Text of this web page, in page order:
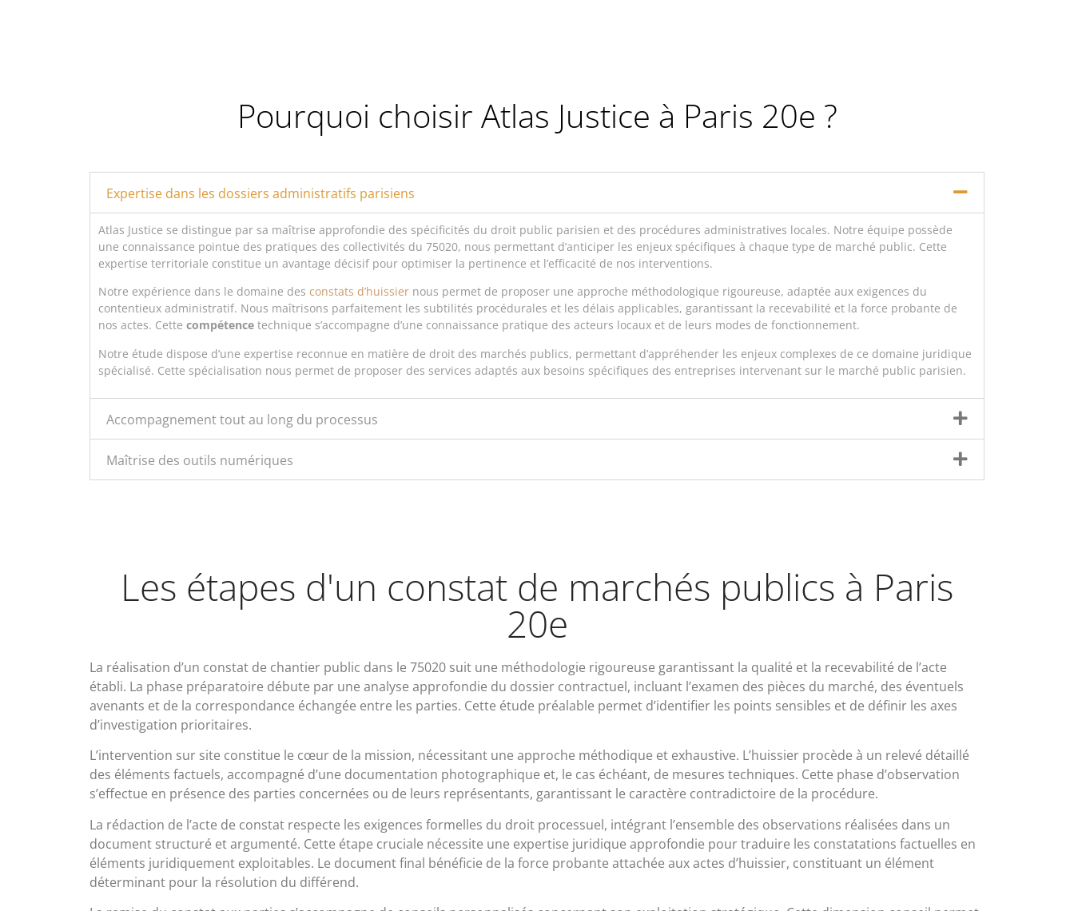
Pourquoi choisir Atlas Justice à Paris 20e ?
Expertise dans les dossiers administratifs parisiens
Atlas Justice se distingue par sa maîtrise approfondie des spécificités du droit public parisien et des procédures administratives locales. Notre équipe possède
une connaissance pointue des pratiques des collectivités du 75020, nous permettant d’anticiper les enjeux spécifiques à chaque type de marché public. Cette
expertise territoriale constitue un avantage décisif pour optimiser la pertinence et l’efficacité de nos interventions.
Notre expérience dans le domaine des constats d’huissier nous permet de proposer une approche méthodologique rigoureuse, adaptée aux exigences du
contentieux administratif. Nous maîtrisons parfaitement les subtilités procédurales et les délais applicables, garantissant la recevabilité et la force probante de
nos actes. Cette compétence technique s’accompagne d’une connaissance pratique des acteurs locaux et de leurs modes de fonctionnement.
Notre étude dispose d’une expertise reconnue en matière de droit des marchés publics, permettant d’appréhender les enjeux complexes de ce domaine juridique
spécialisé. Cette spécialisation nous permet de proposer des services adaptés aux besoins spécifiques des entreprises intervenant sur le marché public parisien.
Accompagnement tout au long du processus
Maîtrise des outils numériques
Les étapes d'un constat de marchés publics à Paris
20e
La réalisation d’un constat de chantier public dans le 75020 suit une méthodologie rigoureuse garantissant la qualité et la recevabilité de l’acte
établi. La phase préparatoire débute par une analyse approfondie du dossier contractuel, incluant l’examen des pièces du marché, des éventuels
avenants et de la correspondance échangée entre les parties. Cette étude préalable permet d’identifier les points sensibles et de définir les axes
d’investigation prioritaires.
L’intervention sur site constitue le cœur de la mission, nécessitant une approche méthodique et exhaustive. L’huissier procède à un relevé détaillé
des éléments factuels, accompagné d’une documentation photographique et, le cas échéant, de mesures techniques. Cette phase d’observation
s’effectue en présence des parties concernées ou de leurs représentants, garantissant le caractère contradictoire de la procédure.
La rédaction de l’acte de constat respecte les exigences formelles du droit processuel, intégrant l’ensemble des observations réalisées dans un
document structuré et argumenté. Cette étape cruciale nécessite une expertise juridique approfondie pour traduire les constatations factuelles en
éléments juridiquement exploitables. Le document final bénéficie de la force probante attachée aux actes d’huissier, constituant un élément
déterminant pour la résolution du différend.